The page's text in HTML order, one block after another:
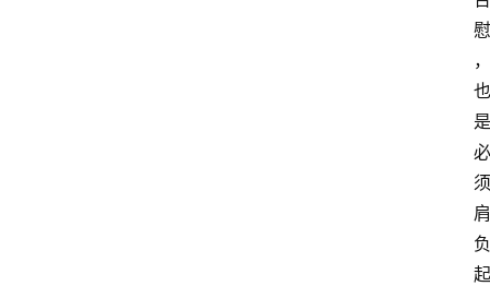
慰
，
也
是
必
须
肩
负
起